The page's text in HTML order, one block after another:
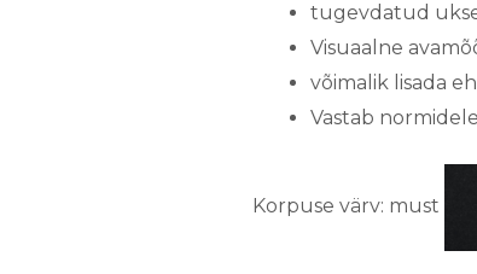
tugevdatud
Visuaalne
võimalik lisada
Vastab
Korpuse värv: must